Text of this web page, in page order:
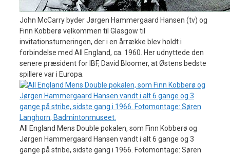
John McCarry byder Jørgen Hammergaard Hansen (tv) og
Finn Kobberø velkommen til Glasgow til
invitationsturneringen, der i en årrække blev holdt i
forbindelse med All England, ca. 1960. Her udnyttede den
senere præsident for IBF, David Bloomer, at Østens bedste
spillere var i Europa.
All England Mens Double pokalen, som Finn Kobberø og
Jørgen Hammergaard Hansen vandt i alt 6 gange og 3
gange på stribe, sidste gang i 1966. Fotomontage: Søren